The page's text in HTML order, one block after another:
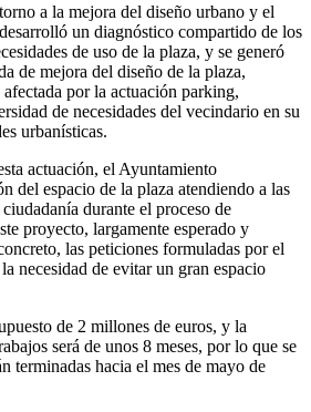
a la mejora del diseño urbano y el
un diagnóstico compartido de los
de uso de la plaza, y se generó
de mejora del diseño de la plaza,
por la actuación parking,
de necesidades del vecindario en su
urbanísticas.
actuación, el Ayuntamiento
del espacio de la plaza atendiendo a las
durante el proceso de
proyecto, largamente esperado y
las peticiones formuladas por el
necesidad de evitar un gran espacio
de 2 millones de euros, y la
será de unos 8 meses, por lo que se
terminadas hacia el mes de mayo de